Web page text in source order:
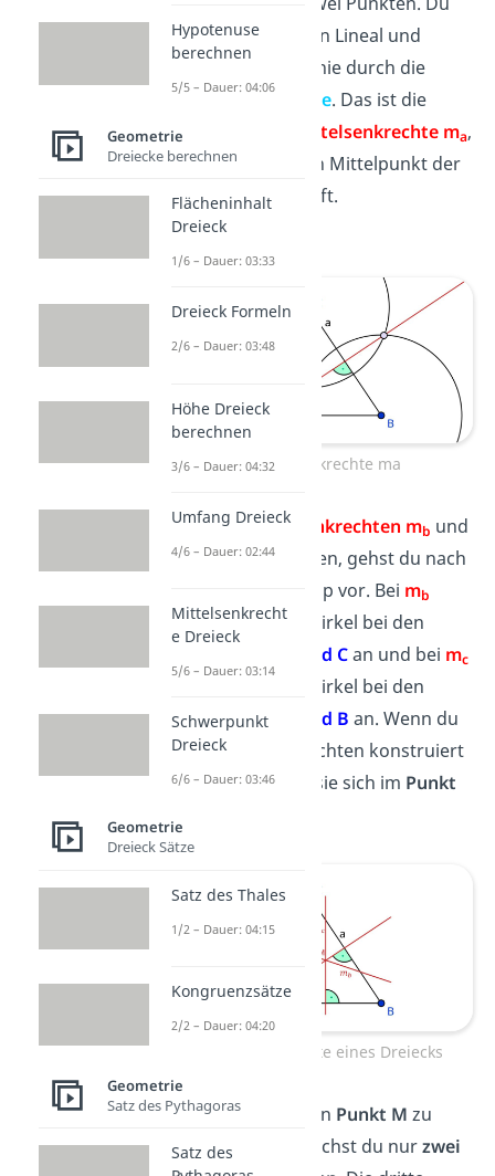
nimmst dir ein Lineal und
ziehst eine Linie durch die
Schnittpunkte. Das ist die
Mittelsenkrechte ma,
die durch den Mittelpunkt der
Seite a verläuft.
Mittelsenkrechte ma
Um dieMittelsenkrechten mb und
m herauszufinden, gehst du nach
demselben Prinzip vor. Bei mb
setzt du deinen Zirkel bei den
Eckpunkten A und Can und bei mc
setzt du deinen Zirkel bei den
Eckpunkten A und B an. Wenn du
alle Mittelsenkrechten konstruiert
hast,schneiden sie sich im Punkt
Mittelsenkrechte eines Dreiecks
Übrigens Um den Punkt M zu
bestimmen, brauchst du nurzwei
Hypotenuse
berechnen
5/5 – Dauer: 04:06
Geometrie
Dreiecke berechnen
Flächeninhalt
Dreieck
1/6 – Dauer: 03:33
Dreieck Formeln
2/6 – Dauer: 03:48
Höhe Dreieck
berechnen
3/6 – Dauer: 04:32
Umfang Dreieck
4/6 – Dauer: 02:44
Mittelsenkrecht
e Dreieck
5/6 – Dauer: 03:14
Schwerpunkt
Dreieck
6/6 – Dauer: 03:46
Geometrie
Dreieck Sätze
Satz des Thales
1/2 – Dauer: 04:15
Kongruenzsätze
2/2 – Dauer: 04:20
Geometrie
Satz des Pythagoras
Satz des